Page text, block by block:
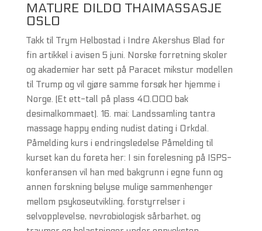
MATURE DILDO THAIMASSASJE
OSLO
Takk til Trym Helbostad i Indre Akershus Blad for
fin artikkel i avisen 5 juni. Norske forretning skoler
og akademier har sett på Paracet mikstur modellen
til Trump og vil gjøre samme forsøk her hjemme i
Norge. (Et ett-tall på plass 40.000 bak
desimalkommaet). 16. mai: Landssamling tantra
massage happy ending nudist dating i Orkdal.
Påmelding kurs i endringsledelse Påmelding til
kurset kan du foreta her: I sin forelesning på ISPS-
konferansen vil han med bakgrunn i egne funn og
annen forskning belyse mulige sammenhenger
mellom psykoseutvikling, forstyrrelser i
selvopplevelse, nevrobiologisk sårbarhet, og